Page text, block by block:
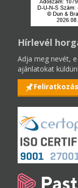
Hírlevél
Adja meg nevét,
ajánlatokat
Feliratkozás